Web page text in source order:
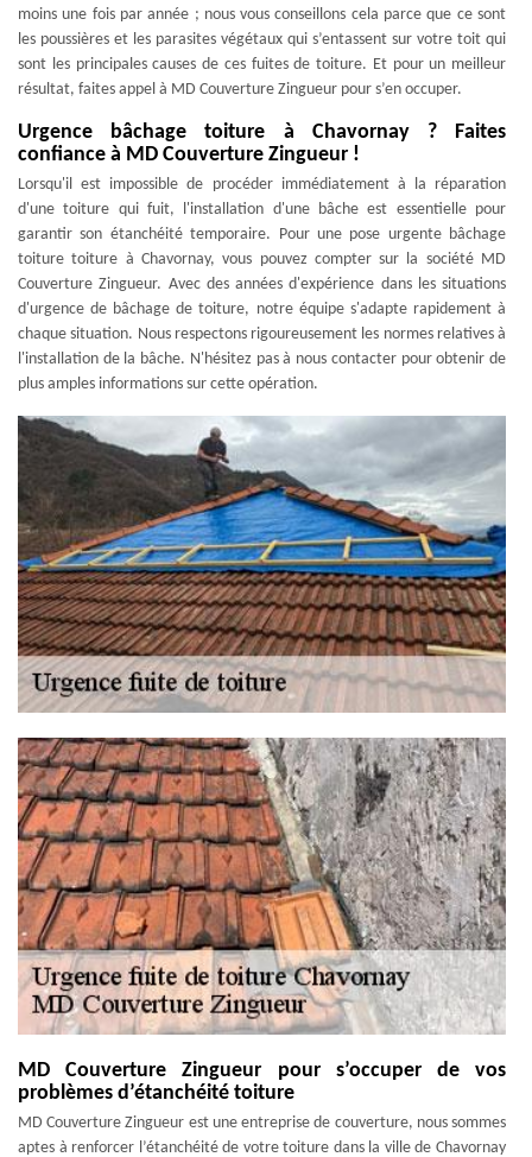
moins une fois par année ; nous vous conseillons cela parce que ce sont
les poussières et les parasites végétaux qui s’entassent sur votre toit qui
sont les principales causes de ces fuites de toiture. Et pour un meilleur
résultat, faites appel à MD Couverture Zingueur pour s’en occuper.
Urgence bâchage toiture à Chavornay ? Faites
confiance à MD Couverture Zingueur !
Lorsqu'il est impossible de procéder immédiatement à la réparation
d'une toiture qui fuit, l'installation d'une bâche est essentielle pour
garantir son étanchéité temporaire. Pour une pose urgente bâchage
toiture toiture à Chavornay, vous pouvez compter sur la société MD
Couverture Zingueur. Avec des années d'expérience dans les situations
d'urgence de bâchage de toiture, notre équipe s'adapte rapidement à
chaque situation. Nous respectons rigoureusement les normes relatives à
l'installation de la bâche. N'hésitez pas à nous contacter pour obtenir de
plus amples informations sur cette opération.
MD Couverture Zingueur pour s’occuper de vos
problèmes d’étanchéité toiture
MD Couverture Zingueur est une entreprise de couverture, nous sommes
aptes à renforcer l’étanchéité de votre toiture dans la ville de Chavornay